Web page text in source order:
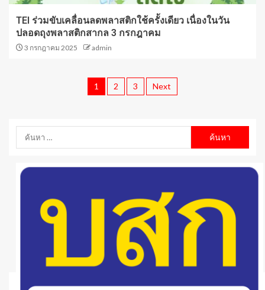
TEI ร่วมขับเคลื่อนลดพลาสติกใช้ครั้งเดียว เนื่องในวัน
ปลอดถุงพลาสติกสากล 3 กรกฎาคม
3 กรกฎาคม 2025 admin
1 2 3 Next